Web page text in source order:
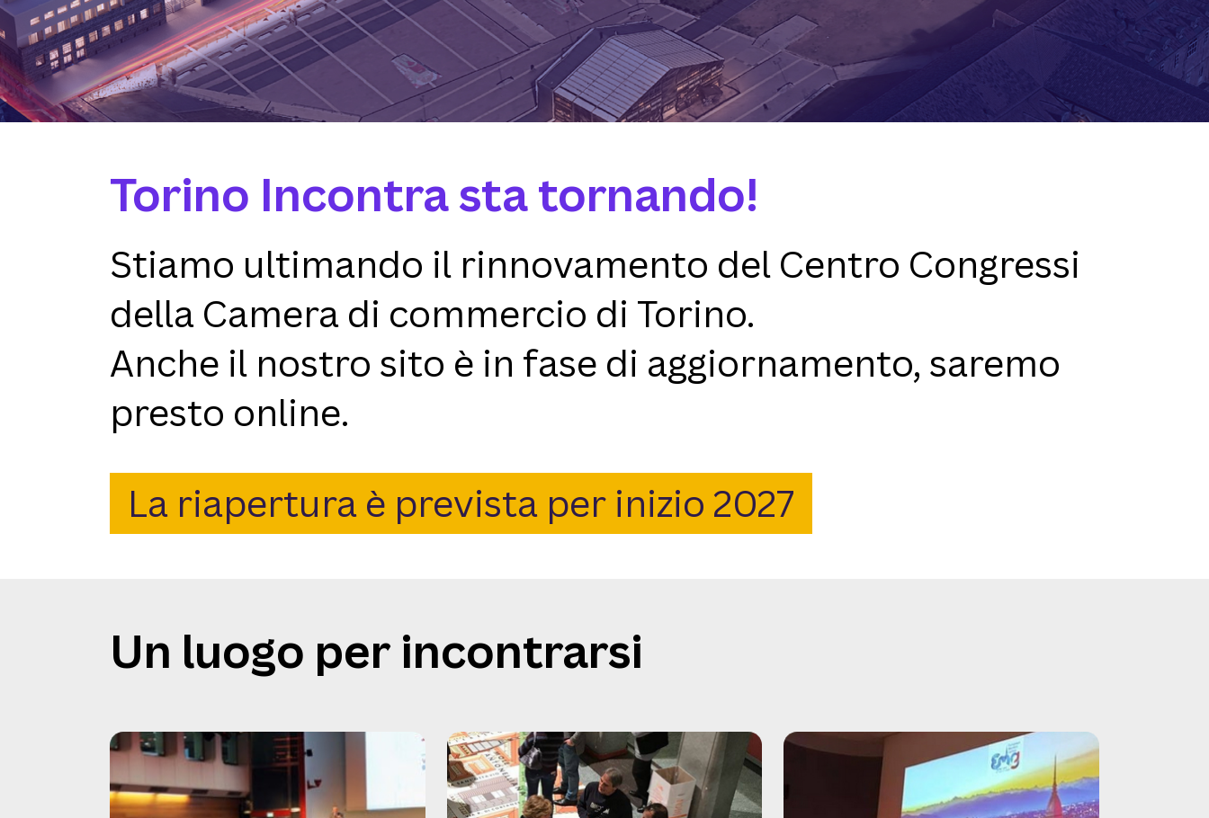
Torino Incontra sta tornando!
Stiamo ultimando il rinnovamento del Centro Congressi
della Camera di commercio di Torino.
Anche il nostro sito è in fase di aggiornamento, saremo
presto online.
La riapertura è prevista per inizio 2027
Un luogo per incontrarsi